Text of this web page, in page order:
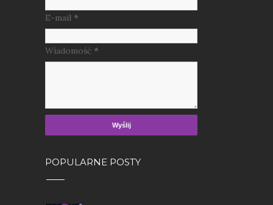
E-mail *
Wiadomość *
POPULARNE POSTY